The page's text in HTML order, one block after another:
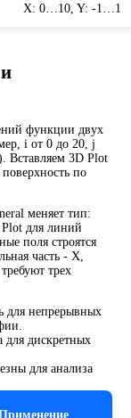
X: 0…10, Y: -1…1
функции двух
i от 0 до 20, j
Вставляем 3D Plot
по
меняет тип:
Plot для линий
поля строятся
часть - X,
трех
для непрерывных
для дискретных
для анализа